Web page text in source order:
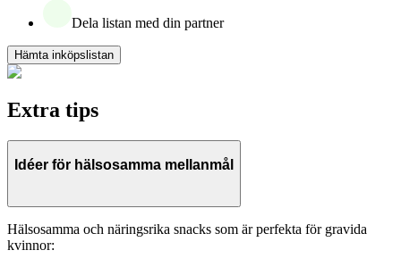
Dela listan med din partner
Hämta inköpslistan
Extra tips
Idéer för hälsosamma mellanmål
Hälsosamma och näringsrika snacks som är perfekta för gravida
kvinnor: